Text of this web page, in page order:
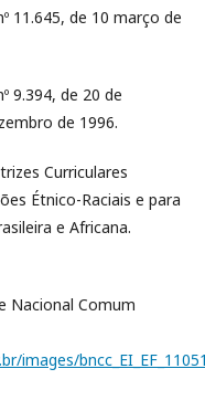
11.645, de 10 março de
9.394, de 20 de
de 1996.
Curriculares
Étnico-Raciais e para
e Africana.
Nacional Comum
images/